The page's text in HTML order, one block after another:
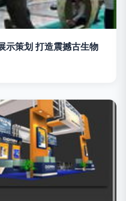
示策划 打造震撼古生物